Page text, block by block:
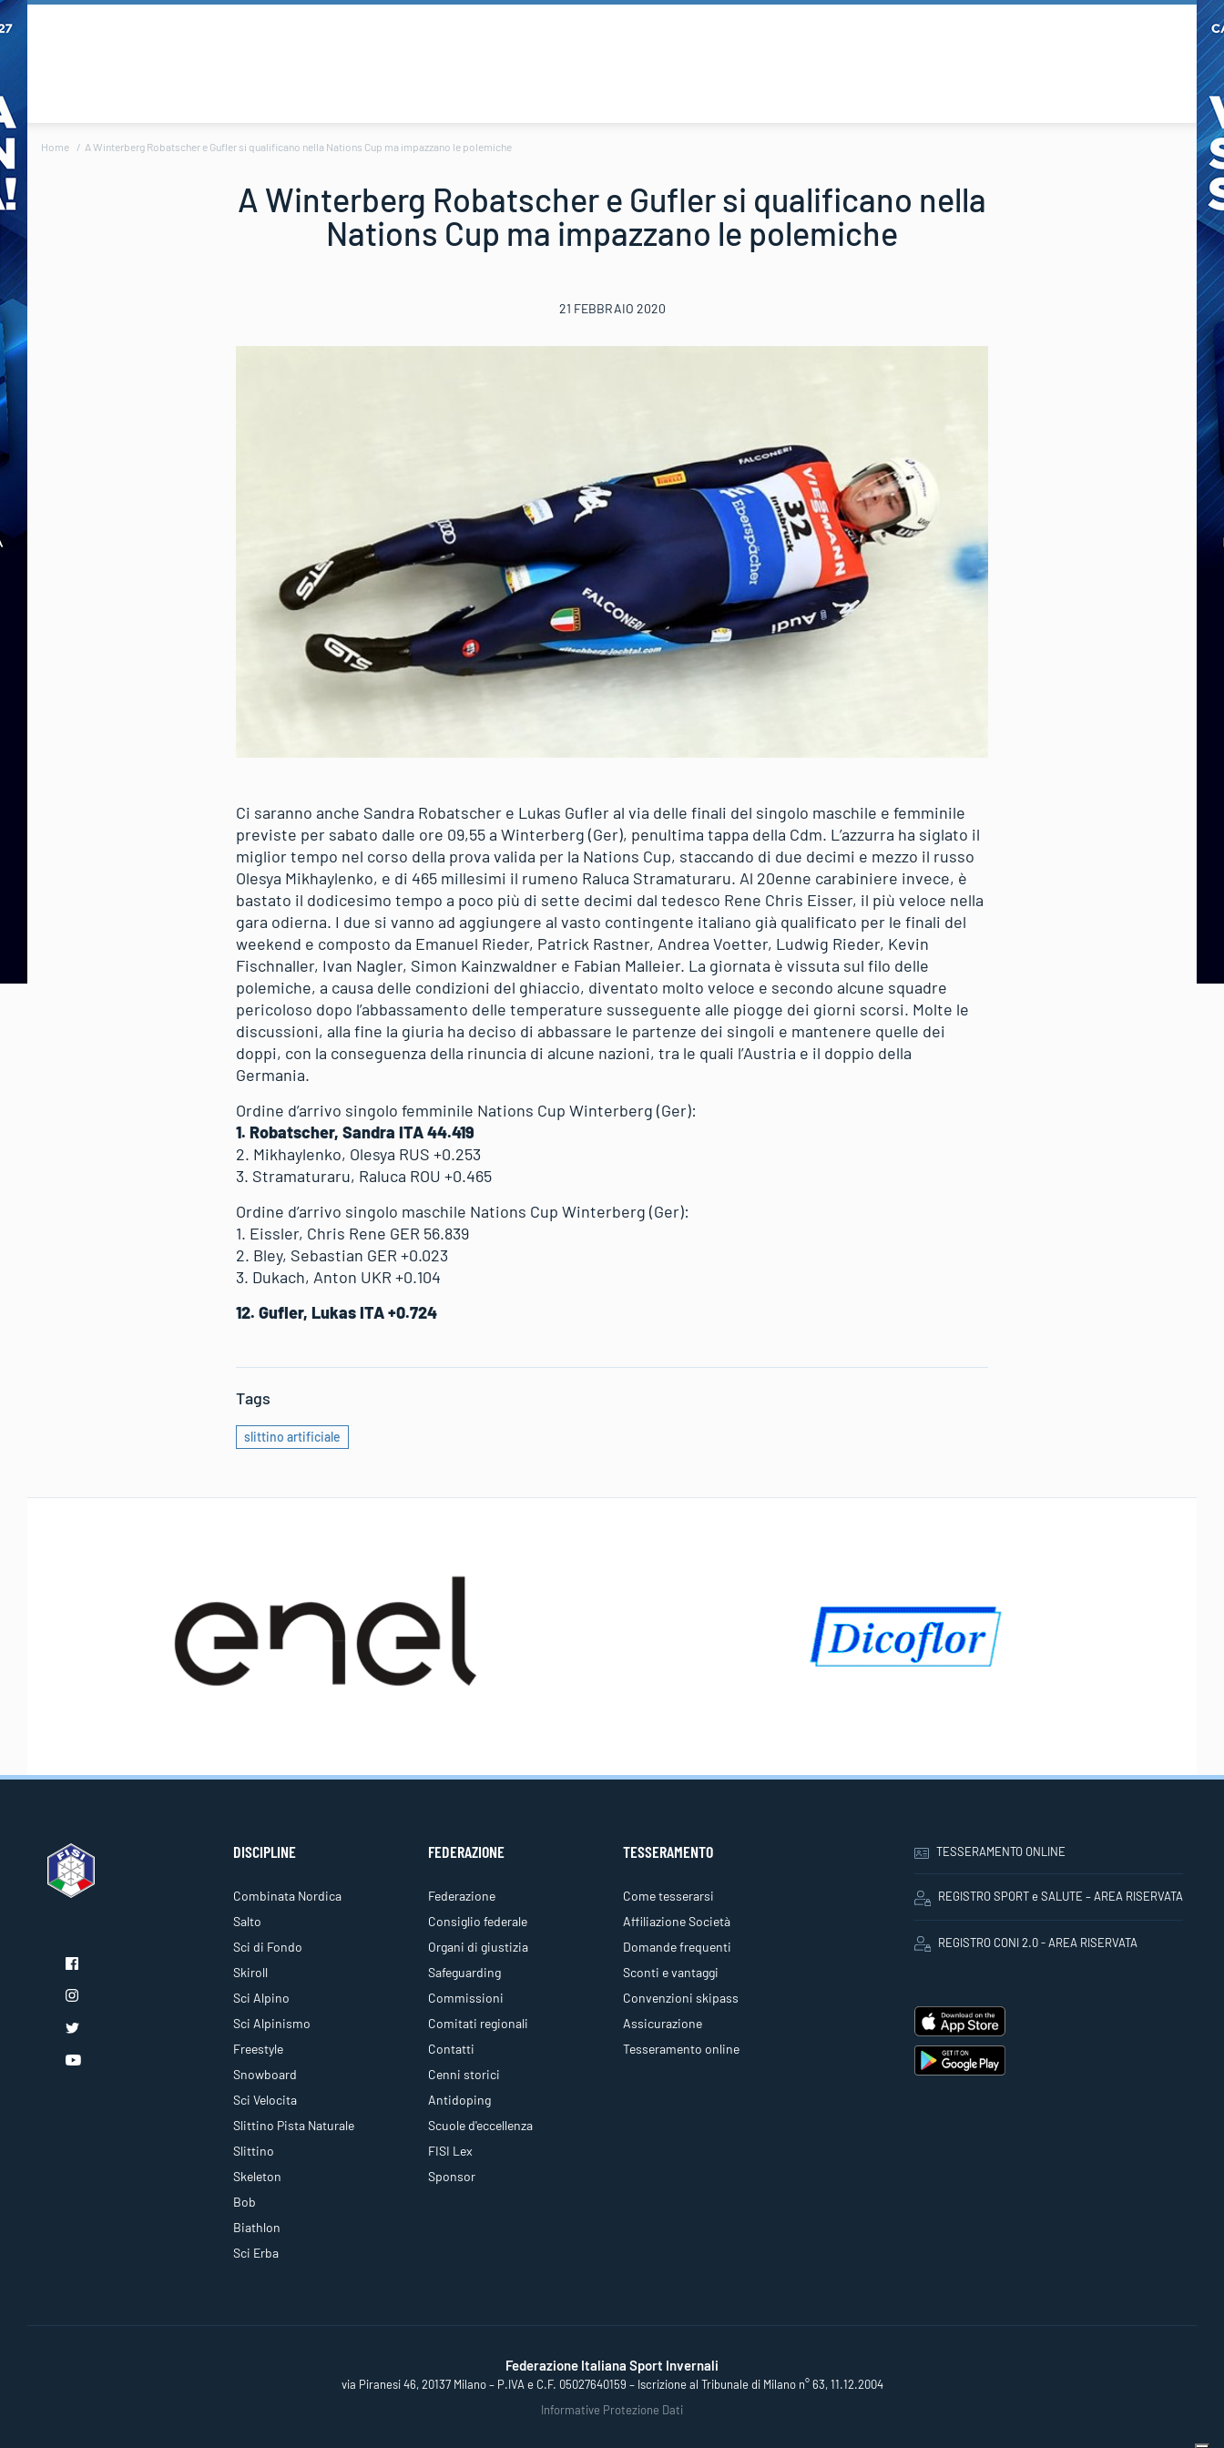
Home A Winterberg Robatscher e Gufler si qualificano nella Nations Cup ma impazzano le polemiche
A Winterberg Robatscher e Gufler si qualificano nella
Nations Cup ma impazzano le polemiche
21 FEBBRAIO 2020
Ci saranno anche Sandra Robatscher e Lukas Gufler al via delle finali del singolo maschile e femminile
previste per sabato dalle ore 09,55 a Winterberg (Ger), penultima tappa della Cdm. L’azzurra ha siglato il
miglior tempo nel corso della prova valida per la Nations Cup, staccando di due decimi e mezzo il russo
Olesya Mikhaylenko, e di 465 millesimi il rumeno Raluca Stramaturaru. Al 20enne carabiniere invece, è
bastato il dodicesimo tempo a poco più di sette decimi dal tedesco Rene Chris Eisser, il più veloce nella
gara odierna. I due si vanno ad aggiungere al vasto contingente italiano già qualificato per le finali del
weekend e composto da Emanuel Rieder, Patrick Rastner, Andrea Voetter, Ludwig Rieder, Kevin
Fischnaller, Ivan Nagler, Simon Kainzwaldner e Fabian Malleier. La giornata è vissuta sul filo delle
polemiche, a causa delle condizioni del ghiaccio, diventato molto veloce e secondo alcune squadre
pericoloso dopo l’abbassamento delle temperature susseguente alle piogge dei giorni scorsi. Molte le
discussioni, alla fine la giuria ha deciso di abbassare le partenze dei singoli e mantenere quelle dei
doppi, con la conseguenza della rinuncia di alcune nazioni, tra le quali l’Austria e il doppio della
Germania.
Ordine d’arrivo singolo femminile Nations Cup Winterberg (Ger):
1. Robatscher, Sandra ITA 44.419
2. Mikhaylenko, Olesya RUS +0.253
3. Stramaturaru, Raluca ROU +0.465
Ordine d’arrivo singolo maschile Nations Cup Winterberg (Ger):
1. Eissler, Chris Rene GER 56.839
2. Bley, Sebastian GER +0.023
3. Dukach, Anton UKR +0.104
12. Gufler, Lukas ITA +0.724
Tags
slittino artificiale
DISCIPLINE
Combinata Nordica
Salto
Sci di Fondo
Skiroll
Sci Alpino
Sci Alpinismo
Freestyle
Snowboard
Sci Velocita
Slittino Pista Naturale
Slittino
Skeleton
Bob
Biathlon
Sci Erba
FEDERAZIONE
Federazione
Consiglio federale
Organi di giustizia
Safeguarding
Commissioni
Comitati regionali
Contatti
Cenni storici
Antidoping
Scuole d'eccellenza
FISI Lex
Sponsor
TESSERAMENTO
Come tesserarsi
Affiliazione Società
Domande frequenti
Sconti e vantaggi
Convenzioni skipass
Assicurazione
Tesseramento online
TESSERAMENTO ONLINE
REGISTRO SPORT e SALUTE – AREA RISERVATA
REGISTRO CONI 2.0 - AREA RISERVATA
Federazione Italiana Sport Invernali
via Piranesi 46, 20137 Milano – P.IVA e C.F. 05027640159 – Iscrizione al Tribunale di Milano n° 63, 11.12.2004
Informative Protezione Dati